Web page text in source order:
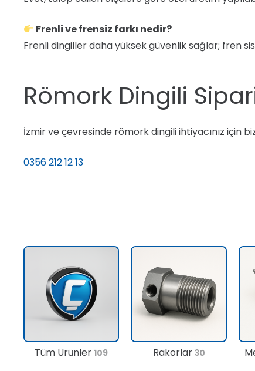
Frenli ve frensiz farkı nedir?
Frenli dingiller daha yüksek güvenlik sağlar; fren
Römork Dingili
İzmir ve çevresinde römork dingili ihtiyacınız için
0356 212 12 13
Tüm Ürünler109 Rakorlar 30